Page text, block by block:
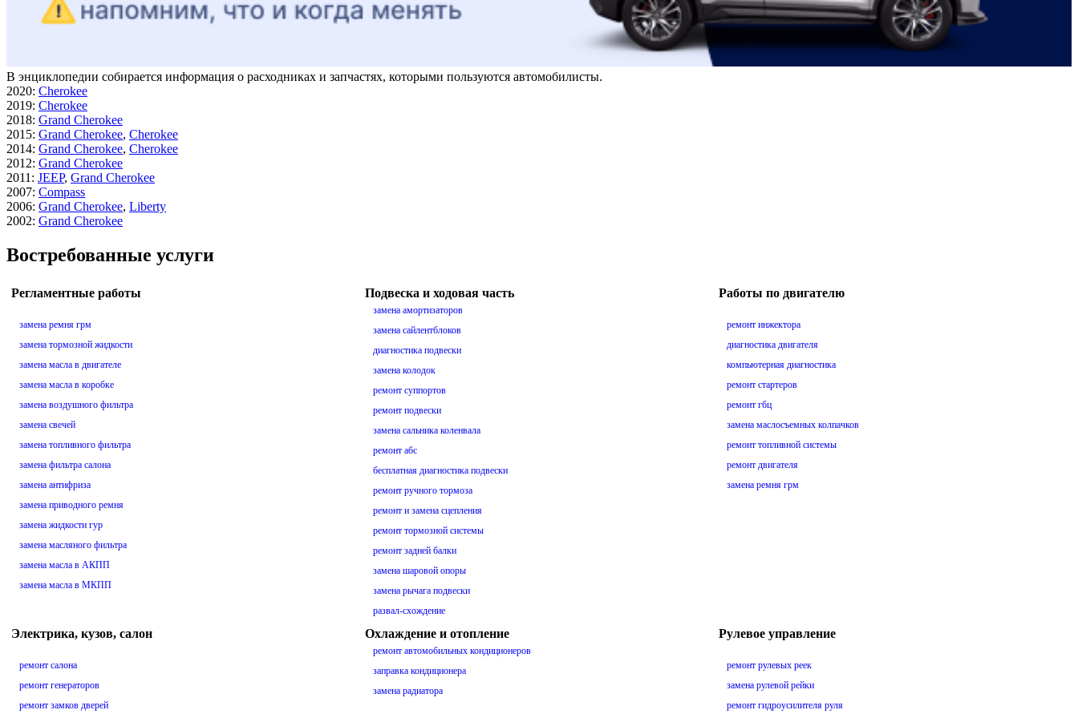
В энциклопедии собирается информация о расходниках и запчастях, которыми пользуются автомобилисты.
2020: Cherokee
2019: Cherokee
2018: Grand Cherokee
2015: Grand Cherokee, Cherokee
2014: Grand Cherokee, Cherokee
2012: Grand Cherokee
2011 : JEEP, Grand Cherokee
2007: Compass
2006: Grand Cherokee, Liberty
2002: Grand Cherokee
Востребованные услуги
Регламентные работы
замена ремня грм
замена тормозной жидкости
замена масла в двигателе
замена масла в коробке
замена воздушного фильтра
замена свечей
замена топливного фильтра
замена фильтра салона
замена антифриза
замена приводного ремня
замена жидкости гур
замена масляного фильтра
замена масла в АКПП
замена масла в МКПП
Подвеска и ходовая часть
замена амортизаторов
замена сайлентблоков
диагностика подвески
замена колодок
ремонт суппортов
ремонт подвески
замена сальника коленвала
ремонт абс
бесплатная диагностика подвески
ремонт ручного тормоза
ремонт и замена сцепления
ремонт тормозной системы
ремонт задней балки
замена шаровой опоры
замена рычага подвески
развал-схождение
Работы по двигателю
ремонт инжектора
диагностика двигателя
компьютерная диагностика
ремонт стартеров
ремонт гбц
замена маслосъемных колпачков
ремонт топливной системы
ремонт двигателя
замена ремня грм
Электрика, кузов, салон
ремонт салона
ремонт генераторов
ремонт замков дверей
Охлаждение и отопление
ремонт автомобильных кондиционеров
заправка кондиционера
замена радиатора
Рулевое управление
ремонт рулевых реек
замена рулевой рейки
ремонт гидроусилителя руля